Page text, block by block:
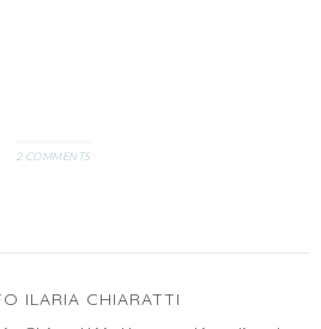
2 COMMENTS
ILARIA CHIARATTI